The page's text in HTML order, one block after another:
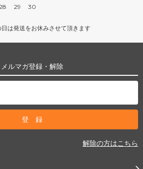
29 30
は発送をお休みさせて頂きます
メルマガ登録・解除
解除の方はこちら